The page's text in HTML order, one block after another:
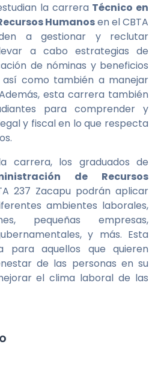
la carrera Técnico en
Humanosen el CBTA
a gestionar y reclutar
a cabo estrategias de
de nóminas y beneficios
así como también a manejar
esta carrera también
para comprender y
y fiscal en lo que respecta
carrera, los graduados de
de Recursos
237 Zacapu podrán aplicar
ambientes laborales,
pequeñas empresas,
y más. Esta
para aquellos que quieren
de las personas en su
el clima laboral de las